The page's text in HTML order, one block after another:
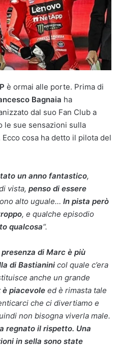
è ormai alle porte. Prima di
Bagnaia ha
dal suo Fan Club a
le sue sensazioni sulla
cosa ha detto il pilota del
un anno fantastico,
vista, penso di essere
alto uguale… In pista però
, e qualche episodio
qualcosa“.
presenza di Marc è più
di Bastianini col quale c’era
anche un grande
è piacevole ed è rimasta tale
che ci divertiamo e
non bisogna viverla male.
regnato il rispetto. Una
in sella sono state